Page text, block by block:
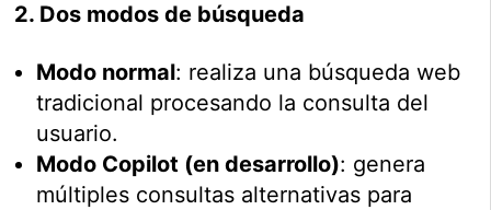
2. Dos modos de búsqueda
Modo normal: realiza una búsqueda web
tradicional procesando la consulta del
usuario.
Modo Copilot (en desarrollo): genera
múltiples consultas alternativas para